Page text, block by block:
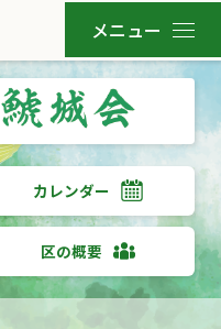
カレンダー
区の概要